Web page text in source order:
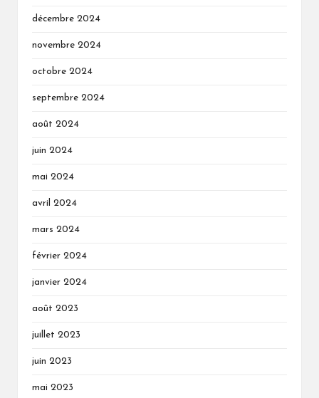
décembre 2024
novembre 2024
octobre 2024
septembre 2024
août 2024
juin 2024
mai 2024
avril 2024
mars 2024
février 2024
janvier 2024
août 2023
juillet 2023
juin 2023
mai 2023